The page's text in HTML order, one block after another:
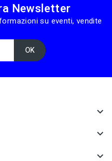
Newsletter
su eventi, vendite


